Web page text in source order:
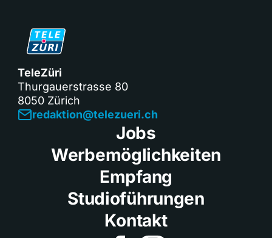
TeleZüri
Thurgauerstrasse 80
8050 Zürich
redaktion@telezueri.ch
Jobs
Werbemöglichkeiten
Empfang
Studioführungen
Kontakt